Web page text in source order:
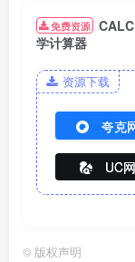
免费资源
学计算器
资源下载
夸克
UC
© 版权声明